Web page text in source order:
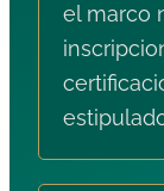
el marco